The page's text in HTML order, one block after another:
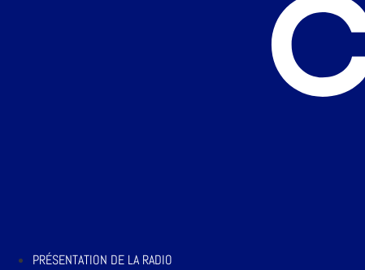
PRÉSENTATION DE LA RADIO